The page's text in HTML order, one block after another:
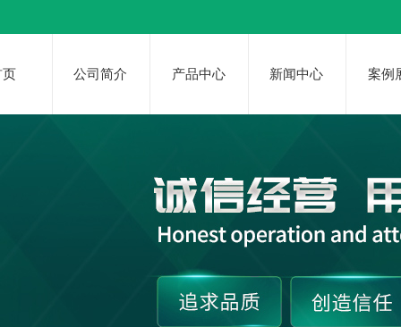
页 公司简介 产品中心 新闻中心 案例